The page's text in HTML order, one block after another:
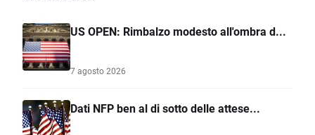
US OPEN: Rimbalzo modesto all'ombra d...
7 agosto 2026
Dati NFP ben al di sotto delle attese...